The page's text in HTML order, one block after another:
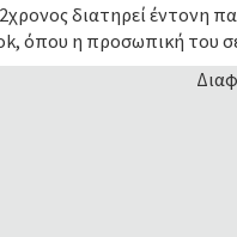
διατηρεί έντονη
όπου η προσωπική του